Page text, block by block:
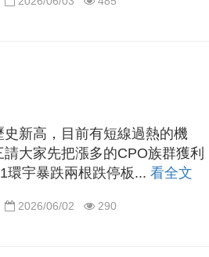
史新高，目前有短線過熱的機
大家先把漲多的CPO族群獲利
環宇暴跌兩根跌停板...看全文
2026/06/02 290